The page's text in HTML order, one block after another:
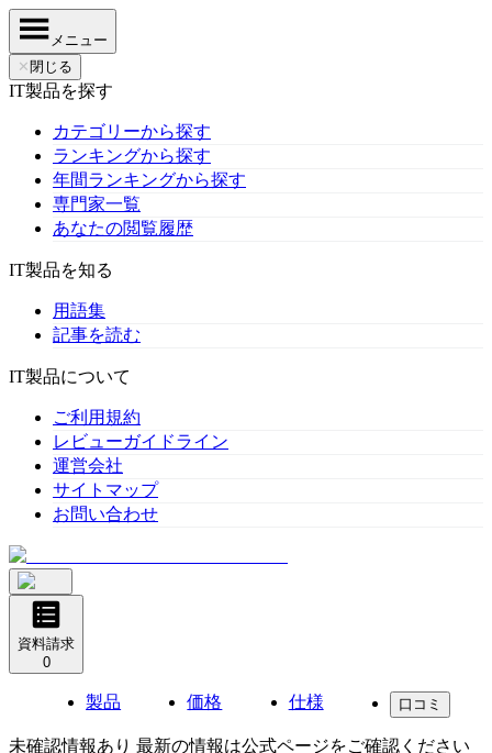
メニュー
✕ 閉じる
IT製品を探す
カテゴリーから探す
ランキングから探す
年間ランキングから探す
専門家一覧
あなたの閲覧履歴
IT製品を知る
用語集
記事を読む
IT製品について
ご利用規約
レビューガイドライン
運営会社
サイトマップ
お問い合わせ
資料請求
0
製品 価格 仕様 口コミ
未確認情報あり 最新の情報は公式ページをご確認ください